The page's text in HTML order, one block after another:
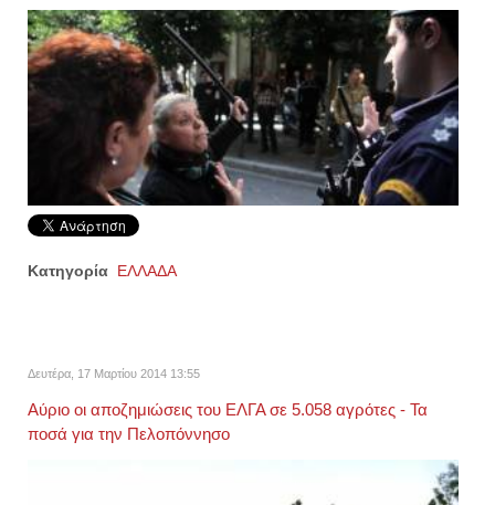
Κατηγορία ΕΛΛΑΔΑ
Δευτέρα, 17 Μαρτίου 2014 13:55
Αύριο οι αποζημιώσεις του ΕΛΓΑ σε 5.058 αγρότες - Τα
ποσά για την Πελοπόννησο